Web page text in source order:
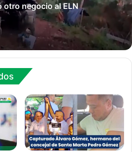
otro negocio al ELN